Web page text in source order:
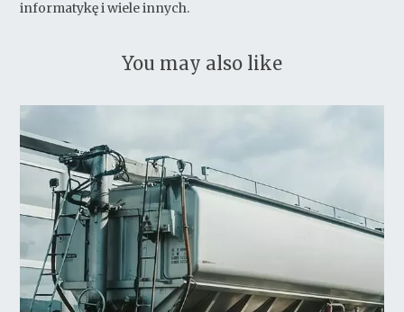
informatykę i wiele innych.
You may also like